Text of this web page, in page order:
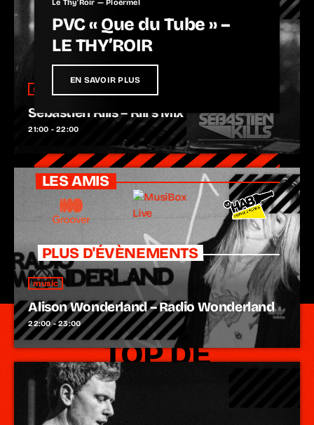
music
Sébastien Kills – Kill’s Mix
21:00 - 22:00
music
Alison Wonderland – Radio Wonderland
22:00 - 23:00
Le Thy'Roir — Ploërmel
PVC « Que du Tube » –
LE THY’ROIR
EN SAVOIR PLUS
LES AMIS
PLUS D'ÉVÈNEMENTS
TOP DE
L'ÉQUIPE